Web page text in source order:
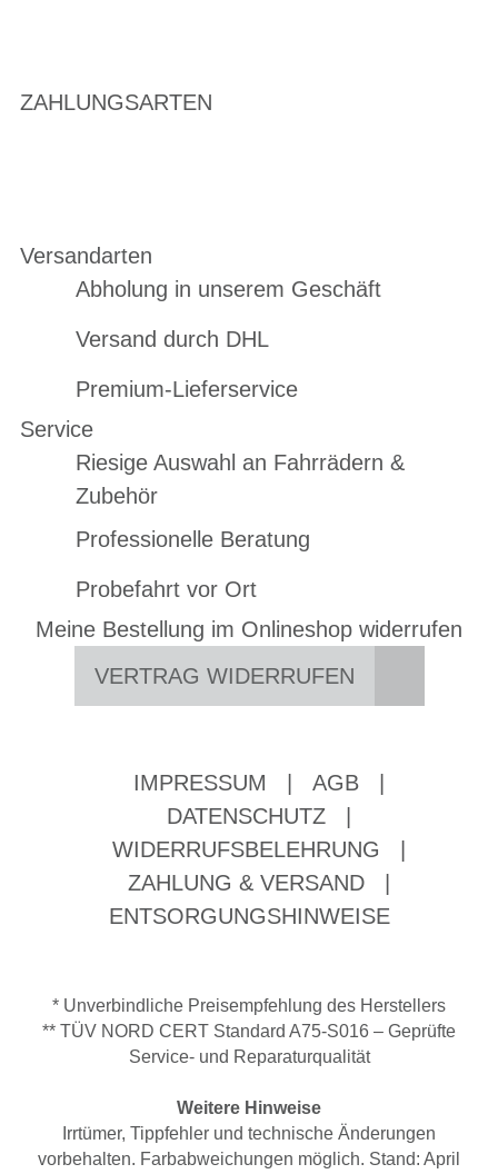
ZAHLUNGSARTEN
Versandarten
Abholung in unserem Geschäft
Versand durch DHL
Premium-Lieferservice
Service
Riesige Auswahl an Fahrrädern &
Zubehör
Professionelle Beratung
Probefahrt vor Ort
Meine Bestellung im Onlineshop widerrufen
VERTRAG WIDERRUFEN
IMPRESSUM AGB
DATENSCHUTZ
WIDERRUFSBELEHRUNG
ZAHLUNG & VERSAND
ENTSORGUNGSHINWEISE
* Unverbindliche Preisempfehlung des Herstellers
** TÜV NORD CERT Standard A75-S016 – Geprüfte
Service- und Reparaturqualität
Weitere Hinweise
Irrtümer, Tippfehler und technische Änderungen
vorbehalten. Farbabweichungen möglich. Stand: April